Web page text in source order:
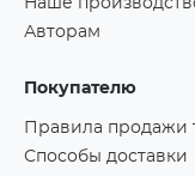
Наше
Авторам
Покупателю
Правила продажи
Способы доставки